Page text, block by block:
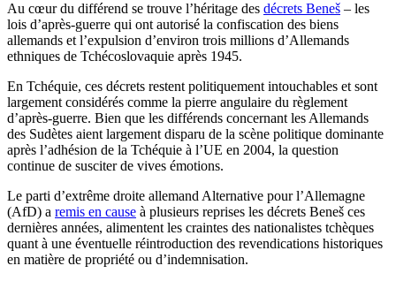
Au cœur du différend se trouve l’héritage des décrets Beneš – les
lois d’après-guerre qui ont autorisé la confiscation des biens
allemands et l’expulsion d’environ trois millions d’Allemands
ethniques de Tchécoslovaquie après 1945.
En Tchéquie, ces décrets restent politiquement intouchables et sont
largement considérés comme la pierre angulaire du règlement
d’après-guerre. Bien que les différends concernant les Allemands
des Sudètes aient largement disparu de la scène politique dominante
après l’adhésion de la Tchéquie à l’UE en 2004, la question
continue de susciter de vives émotions.
Le parti d’extrême droite allemand Alternative pour l’Allemagne
(AfD) a remis en cause à plusieurs reprises les décrets Beneš ces
dernières années, alimentent les craintes des nationalistes tchèques
quant à une éventuelle réintroduction des revendications historiques
en matière de propriété ou d’indemnisation.